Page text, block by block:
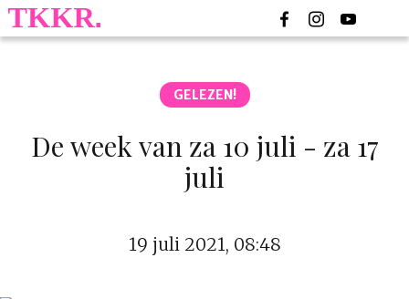
GELEZEN!
De week van za 10 juli - za 17
juli
19 juli 2021, 08:48